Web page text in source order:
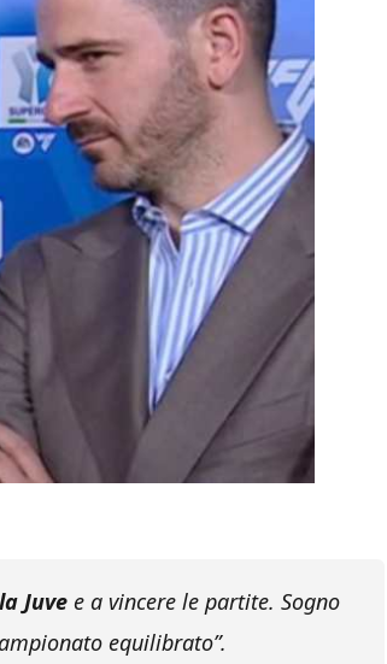
Juve e a vincere le partite. Sogno
equilibrato”.